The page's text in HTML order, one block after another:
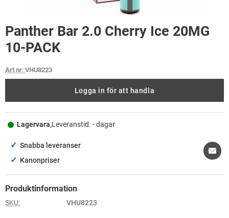
Panther Bar 2.0 Cherry Ice 20MG
10-PACK
Art nr: VHU8223
Logga in för att handla
Lagervara,Leveranstid: - dagar
✓ Snabba leveranser
✓ Kanonpriser
Produktinformation
SKU: VHU8223